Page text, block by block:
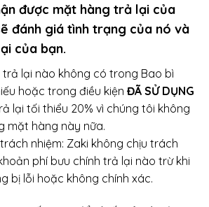
được mặt hàng trả lại của
đánh giá tình trạng của nó và
của bạn.
trả lại nào không có trong Bao bì
hoặc trong điều kiện ĐÃ SỬ DỤNG
lại tối thiểu 20% vì chúng tôi không
mặt hàng này nữa.
nhiệm: Zaki không chịu trách
phí bưu chính trả lại nào trừ khi
bị lỗi hoặc không chính xác.